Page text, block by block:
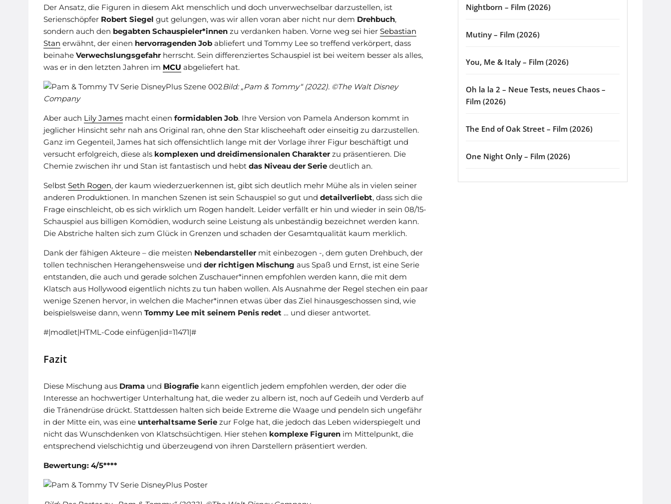
Der Ansatz, die Figuren in diesem Akt menschlich und doch unverwechselbar darzustellen, ist
Serienschöpfer Robert Siegel gut gelungen, was wir allen voran aber nicht nur dem Drehbuch,
sondern auch den begabten Schauspieler*innen zu verdanken haben. Vorne weg sei hier Sebastian
Stan erwähnt, der einen hervorragenden Job abliefert und Tommy Lee so treffend verkörpert, dass
beinahe Verwechslungsgefahr herrscht. Sein differenziertes Schauspiel ist bei weitem besser als alles,
was er in den letzten Jahren im MCU abgeliefert hat.
Bild: „Pam & Tommy“ (2022). ©The Walt Disney
Company
Aber auch Lily James macht einen formidablen Job. Ihre Version von Pamela Anderson kommt in
jeglicher Hinsicht sehr nah ans Original ran, ohne den Star klischeehaft oder einseitig zu darzustellen.
Ganz im Gegenteil, James hat sich offensichtlich lange mit der Vorlage ihrer Figur beschäftigt und
versucht erfolgreich, diese als komplexen und dreidimensionalen Charakter zu präsentieren. Die
Chemie zwischen ihr und Stan ist fantastisch und hebt das Niveau der Serie deutlich an.
Selbst Seth Rogen, der kaum wiederzuerkennen ist, gibt sich deutlich mehr Mühe als in vielen seiner
anderen Produktionen. In manchen Szenen ist sein Schauspiel so gut und detailverliebt, dass sich die
Frage einschleicht, ob es sich wirklich um Rogen handelt. Leider verfällt er hin und wieder in sein 08/15-
Schauspiel aus billigen Komödien, wodurch seine Leistung als unbeständig bezeichnet werden kann.
Die Abstriche halten sich zum Glück in Grenzen und schaden der Gesamtqualität kaum merklich.
Dank der fähigen Akteure – die meisten Nebendarsteller mit einbezogen -, dem guten Drehbuch, der
tollen technischen Herangehensweise und der richtigen Mischung aus Spaß und Ernst, ist eine Serie
entstanden, die auch und gerade solchen Zuschauer*innen empfohlen werden kann, die mit dem
Klatsch aus Hollywood eigentlich nichts zu tun haben wollen. Als Ausnahme der Regel stechen ein paar
wenige Szenen hervor, in welchen die Macher*innen etwas über das Ziel hinausgeschossen sind, wie
beispielsweise dann, wenn Tommy Lee mit seinem Penis redet … und dieser antwortet.
#|modlet|HTML-Code einfügen|id=11471|#
Fazit
Diese Mischung aus Drama und Biografie kann eigentlich jedem empfohlen werden, der oder die
Interesse an hochwertiger Unterhaltung hat, die weder zu albern ist, noch auf Gedeih und Verderb auf
die Tränendrüse drückt. Stattdessen halten sich beide Extreme die Waage und pendeln sich ungefähr
in der Mitte ein, was eine unterhaltsame Serie zur Folge hat, die jedoch das Leben widerspiegelt und
nicht das Wunschdenken von Klatschsüchtigen. Hier stehen komplexe Figuren im Mittelpunkt, die
entsprechend vielschichtig und überzeugend von ihren Darstellern präsentiert werden.
Bewertung: 4/5****
Nightborn – Film (2026)
Mutiny – Film (2026)
You, Me & Italy – Film (2026)
Oh la la 2 – Neue Tests, neues Chaos –
Film (2026)
The End of Oak Street – Film (2026)
One Night Only – Film (2026)